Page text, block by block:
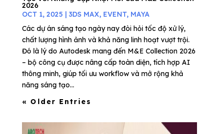
2026
OCT 1, 2025 | 3DS MAX, EVENT, MAYA
Các dự án sáng tạo ngày nay đòi hỏi tốc độ xử lý,
chất lượng hình ảnh và khả năng linh hoạt vượt trội.
Đó là lý do Autodesk mang đến M&E Collection 2026
– bộ công cụ được nâng cấp toàn diện, tích hợp AI
thông minh, giúp tối ưu workflow và mở rộng khả
năng sáng tạo...
« Older Entries